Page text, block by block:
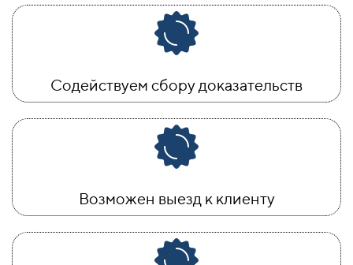
Содействуем сбору доказательств
Возможен выезд к клиенту